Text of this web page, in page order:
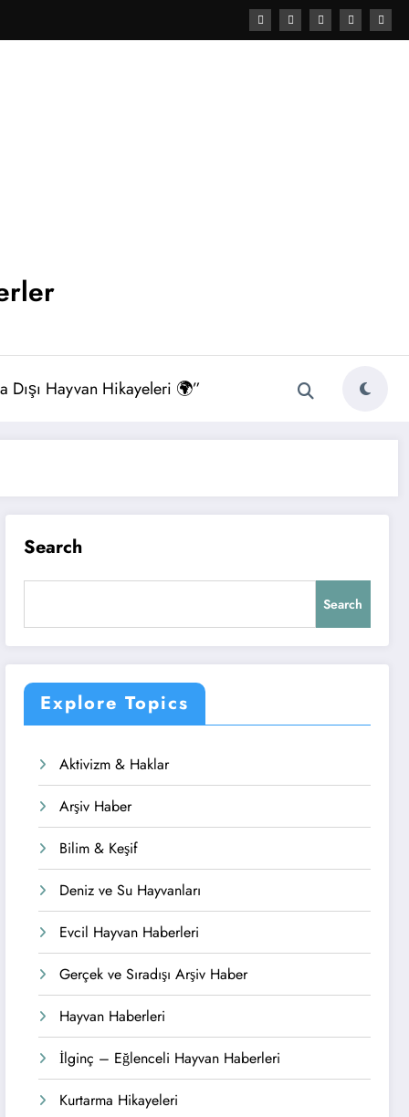
Dışı Hayvan Hikayeleri 🌍”
Search
Search
Explore Topics
Aktivizm & Haklar
Arşiv Haber
Bilim & Keşif
Deniz ve Su Hayvanları
Evcil Hayvan Haberleri
Gerçek ve Sıradışı Arşiv Haber
Hayvan Haberleri
İlginç – Eğlenceli Hayvan Haberleri
Kurtarma Hikayeleri